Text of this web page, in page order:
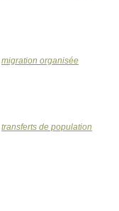
migration organisée
transferts de population